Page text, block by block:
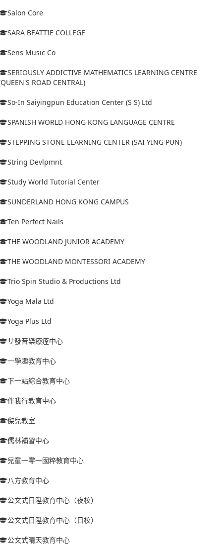
Salon Core
SARA BEATTIE COLLEGE
Sens Music Co
SERIOUSLY ADDICTIVE MATHEMATICS LEARNING CENTRE
ROAD CENTRAL)
So-In Saiyingpun Education Center (S S) Ltd
SPANISH WORLD HONG KONG LANGUAGE CENTRE
STEPPING STONE LEARNING CENTER (SAI YING PUN)
String Devlpmnt
Study World Tutorial Center
SUNDERLAND HONG KONG CAMPUS
Ten Perfect Nails
THE WOODLAND JUNIOR ACADEMY
THE WOODLAND MONTESSORI ACADEMY
Trio Spin Studio & Productions Ltd
Yoga Mala Ltd
Yoga Plus Ltd
サ發音樂療痊中心
一學趣教育中心
下一站綜合教育中心
伴我行教育中心
傑兒教室
儒林補習中心
兒童一零一國粹教育中心
八方教育中心
公文式日陞教育中心（夜校）
公文式日陞教育中心（日校）
公文式晴天教育中心